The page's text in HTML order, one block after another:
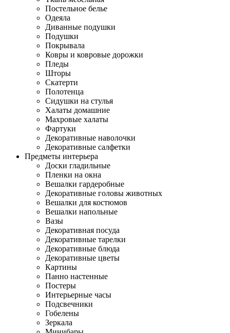
Постельное белье
Одеяла
Диванные подушки
Подушки
Покрывала
Ковры и ковровые дорожки
Пледы
Шторы
Скатерти
Полотенца
Сидушки на стулья
Халаты домашние
Махровые халаты
Фартуки
Декоративные наволочки
Декоративные салфетки
Предметы интерьера
Доски гладильные
Пленки на окна
Вешалки гардеробные
Декоративные головы животных
Вешалки для костюмов
Вешалки напольные
Вазы
Декоративная посуда
Декоративные тарелки
Декоративные блюда
Декоративные цветы
Картины
Панно настенные
Постеры
Интерьерные часы
Подсвечники
Гобелены
Зеркала